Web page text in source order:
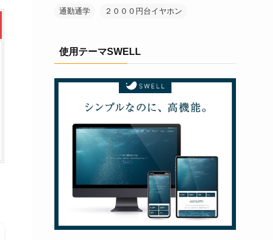
通勤通学 ２０００円台イヤホン
使用テーマSWELL